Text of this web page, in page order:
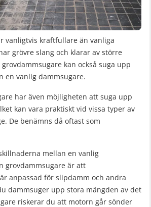
vanligtvis kraftfullare än vanliga
grövre slang och klarar av större
kan också suga upp
en vanlig dammsugare.
har även möjligheten att suga upp
kan vara praktiskt vid vissa typer av
De benämns då oftast som
mellan en vanlig
grovdammsugare är att
anpassad för slipdamm och andra
dammsuger upp stora mängden av det
riskerar du att motorn går sönder